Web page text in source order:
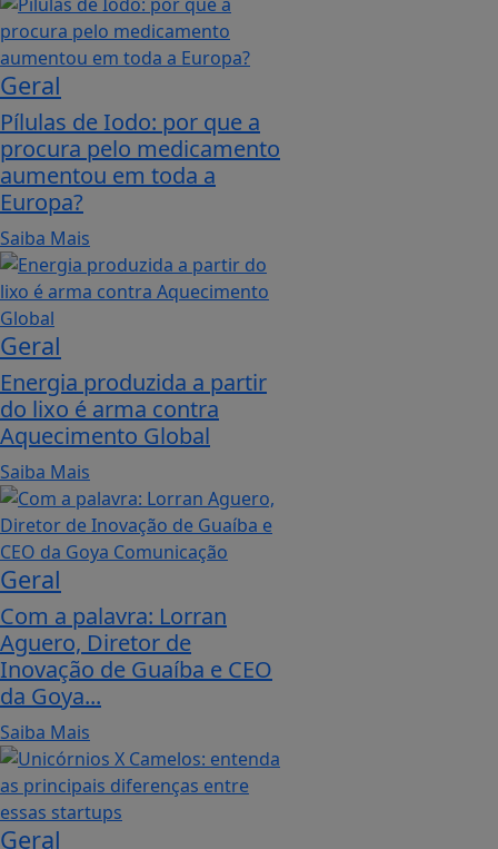
Geral
Pílulas de Iodo: por que a
procura pelo medicamento
aumentou em toda a
Europa?
Saiba Mais
Geral
Energia produzida a partir
do lixo é arma contra
Aquecimento Global
Saiba Mais
Geral
Com a palavra: Lorran
Aguero, Diretor de
Inovação de Guaíba e CEO
da Goya...
Saiba Mais
Geral